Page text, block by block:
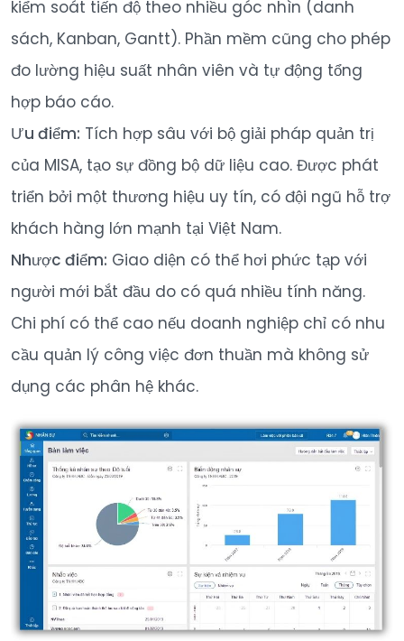
kiểm soát tiến độ theo nhiều góc nhìn (danh
sách, Kanban, Gantt). Phần mềm cũng cho phép
đo lường hiệu suất nhân viên và tự động tổng
hợp báo cáo.
Ưu điểm: Tích hợp sâu với bộ giải pháp quản trị
của MISA, tạo sự đồng bộ dữ liệu cao. Được phát
triển bởi một thương hiệu uy tín, có đội ngũ hỗ trợ
khách hàng lớn mạnh tại Việt Nam.
Nhược điểm: Giao diện có thể hơi phức tạp với
người mới bắt đầu do có quá nhiều tính năng.
Chi phí có thể cao nếu doanh nghiệp chỉ có nhu
cầu quản lý công việc đơn thuần mà không sử
dụng các phân hệ khác.